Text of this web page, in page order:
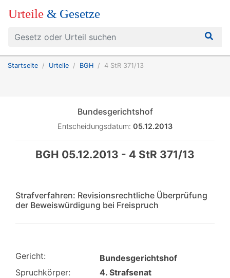
Urteile & Gesetze
Startseite Urteile BGH 4 StR 371/13
Bundesgerichtshof
Entscheidungsdatum: 05.12.2013
BGH 05.12.2013 - 4 StR 371/13
Strafverfahren: Revisionsrechtliche Überprüfung
der Beweiswürdigung bei Freispruch
Gericht:
Bundesgerichtshof
Spruchkörper:
4. Strafsenat